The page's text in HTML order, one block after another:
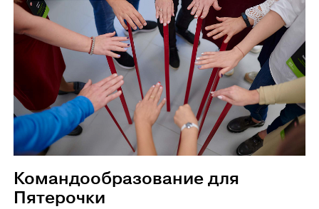
Командообразование для
Пятерочки